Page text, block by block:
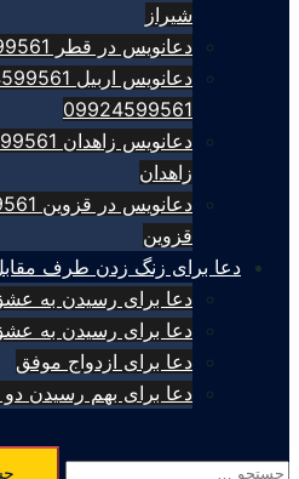
شیراز
دعانویس در قطر 09924599561 + دعانویس قطر
09924599561
زاهدان
قزوین
دعا برای زنگ زدن طرف
دعا برای رسیدن به
دعا برای رسیدن به
دعا برای ازدواج موفق
دعا برای بهم رسیدن دو
جستجو